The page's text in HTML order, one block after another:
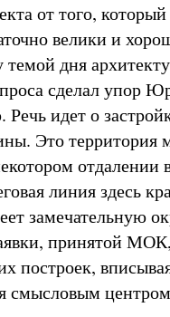
от того, который
велики и
дня
сделал упор
идет о
Это территория
отдалении
линия здесь
замечательную
принятой
построек,
смысловым